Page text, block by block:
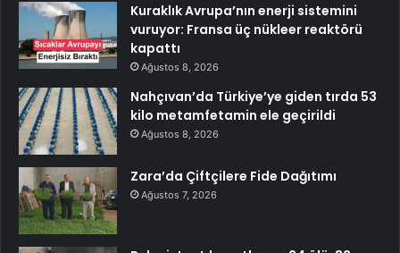
Kuraklık Avrupa’nın enerji sistemini
vuruyor: Fransa üç nükleer reaktörü
kapattı
Ağustos 8, 2026
Nahçıvan’da Türkiye’ye giden tırda 53
kilo metamfetamin ele geçirildi
Ağustos 8, 2026
Zara’da Çiftçilere Fide Dağıtımı
Ağustos 7, 2026